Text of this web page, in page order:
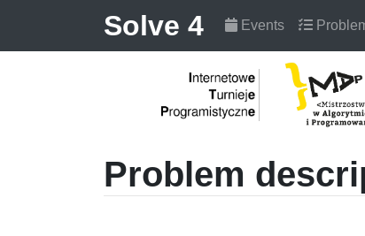
Solve 4 Events
Problem